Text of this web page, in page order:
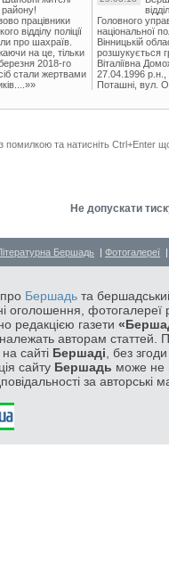
району!
працівники
відділу поліції
про шахраїв.
на це, тільки
2018-го
стали жертвами
Головного
національної
Вінницькій
розшукується
Віталіївна
27.04.1996 р.н.,
Поташні, вул.
помилкою та натисніть Ctrl+Enter
Не допускати
Бершадь | Фотогалереї
Бершадь та
оголошення, фотогалереї
редакцією газети
авторам статтей.
сайті Бершаді , без
сайту Бершадь може не
за авторські